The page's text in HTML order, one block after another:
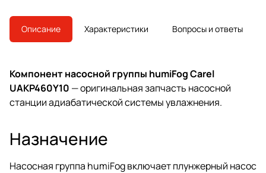
исполнение и заводская
комплектация обеспечивают
совместимость, надежность и
обслуживании и ремонте.
Описание Характеристики Вопросы и ответы
Компонент насосной группы humiFog Carel
UAKP460Y10 — оригинальная запчасть насосной
станции адиабатической системы увлажнения.
Назначение
Насосная группа humiFog включает плунжерный насос